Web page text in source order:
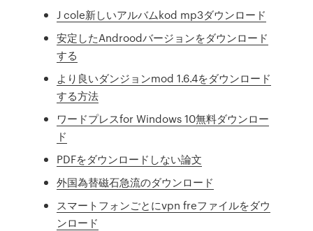
J cole新しいアルバムkod mp3ダウンロード
安定したAndroodバージョンをダウンロード
する
より良いダンジョンmod 1.6.4をダウンロード
する方法
ワードプレスfor Windows 10無料ダウンロー
ド
PDFをダウンロードしない論文
外国為替磁石急流のダウンロード
スマートフォンごとにvpn freファイルをダウ
ンロード